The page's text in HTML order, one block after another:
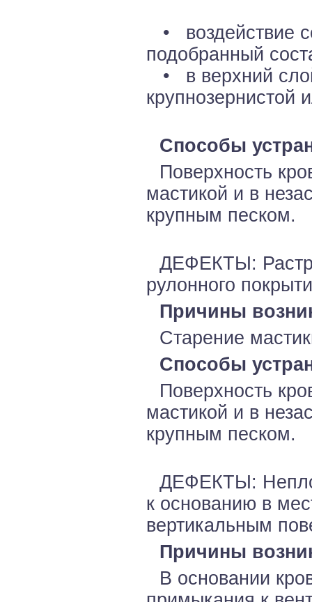
• воздействие
подобранный
• в верхний
крупнозернистой
Способы
Поверхность
мастикой и в
крупным песком.
ДЕФЕКТЫ:
рулонного
Причины
Старение
Способы
Поверхность
мастикой и в
крупным песком.
ДЕФЕКТЫ:
к основанию в
вертикальным
Причины
В основании